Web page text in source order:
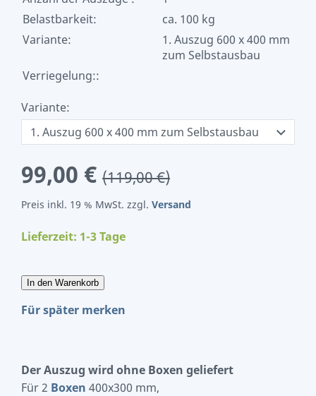
Belastbarkeit:
ca. 100 kg
Variante:
1. Auszug 600 x 400 mm
zum Selbstausbau
Verriegelung::
Variante:
99,00 € (119,00 €)
Preis inkl. 19 % MwSt. zzgl. Versand
Lieferzeit: 1-3 Tage
In den Warenkorb
Für später merken
Der Auszug wird ohne Boxen geliefert
Für 2 Boxen 400x300 mm,